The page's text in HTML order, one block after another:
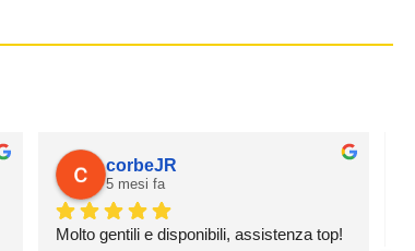
corbeJR
5 mesi fa
Molto gentili e disponibili, assistenza top!